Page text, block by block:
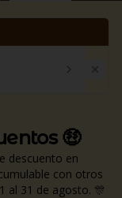
🤑
descuento en
con otros
al 31 de agosto. 🎊